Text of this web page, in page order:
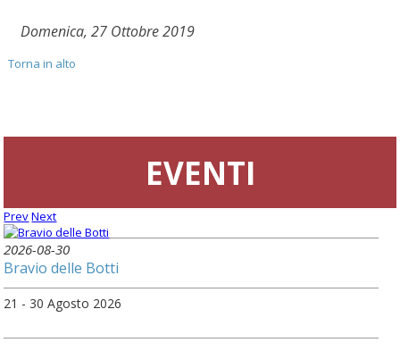
Domenica, 27 Ottobre 2019
Torna in alto
EVENTI
PrevNext
2026-08-30
Bravio delle Botti
21 - 30 Agosto 2026